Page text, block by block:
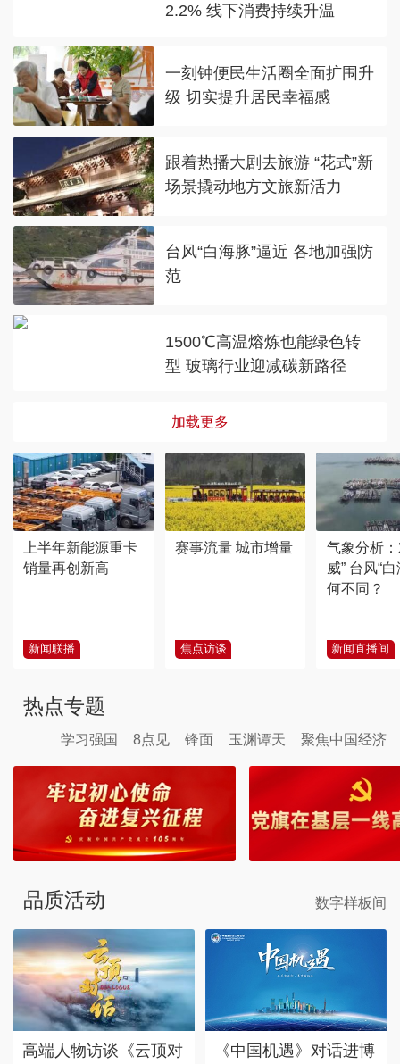
2.2% 线下消费持续升温
一刻钟便民生活圈全面扩围升
级 切实提升居民幸福感
跟着热播大剧去旅游 “花式”新
场景撬动地方文旅新活力
台风“白海豚”逼近 各地加强防
范
1500℃高温熔炼也能绿色转
型 玻璃行业迎减碳新路径
加载更多
上半年新能源重卡
销量再创新高
新闻联播
赛事流量 城市增量
焦点访谈
气象分析：
威” 台风“
何不同？
新闻直播间
热点专题
学习强国 8点见 锋面 玉渊谭天 聚焦中国经济
品质活动 数字样板间
高端人物访谈《云顶对
《中国机遇》对话进博